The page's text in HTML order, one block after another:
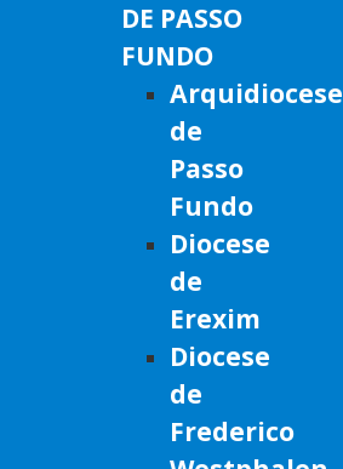
DE PASSO
FUNDO
Arquidiocese
de
Passo
Fundo
Diocese
de
Erexim
Diocese
de
Frederico